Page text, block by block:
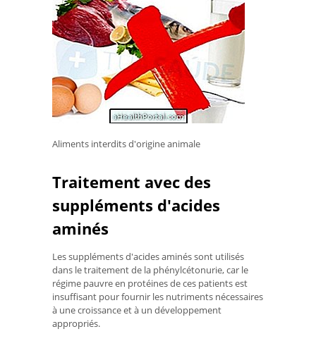
Aliments interdits d'origine animale
Traitement avec des
suppléments d'acides
aminés
Les suppléments d'acides aminés sont utilisés
dans le traitement de la phénylcétonurie, car le
régime pauvre en protéines de ces patients est
insuffisant pour fournir les nutriments nécessaires
à une croissance et à un développement
appropriés.